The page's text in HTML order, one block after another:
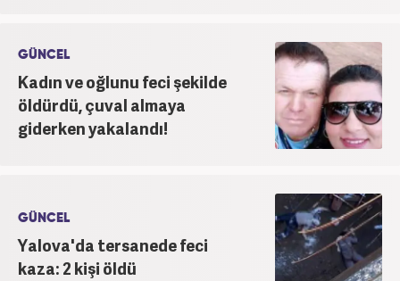
GÜNCEL
Kadın ve oğlunu feci şekilde
öldürdü, çuval almaya
giderken yakalandı!
GÜNCEL
Yalova'da tersanede feci
kaza: 2 kişi öldü